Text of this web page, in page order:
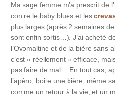
Ma sage femme m’a prescrit de
contre le baby blues et les
plus larges (après 2 semaines
sont enfin sortis…). J’ai acheté
l’Ovomaltine et de la bière sans
c’est « réellement » efficace,
pas faire de mal… En tout cas,
l’apéro, boire une bière, même
comme un retour à la vie, et un